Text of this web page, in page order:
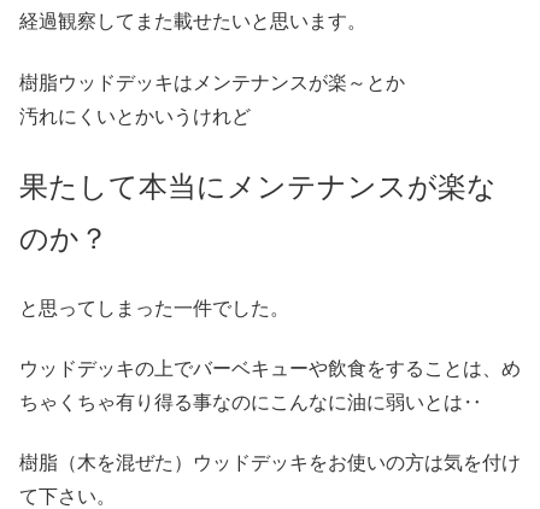
経過観察してまた載せたいと思います。
樹脂ウッドデッキはメンテナンスが楽～とか
汚れにくいとかいうけれど
果たして本当にメンテナンスが楽な
のか？
と思ってしまった一件でした。
ウッドデッキの上でバーベキューや飲食をすることは、め
ちゃくちゃ有り得る事なのにこんなに油に弱いとは‥
樹脂（木を混ぜた）ウッドデッキをお使いの方は気を付け
て下さい。